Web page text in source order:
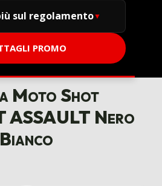
sul regolamento
PROMO
Moto Shot
ASSAULT Nero
Bianco